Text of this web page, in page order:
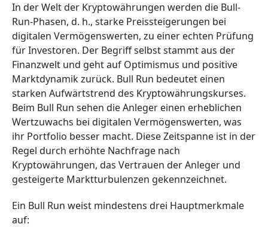
In der Welt der Kryptowährungen werden die Bull-
Run-Phasen, d. h., starke Preissteigerungen bei
digitalen Vermögenswerten, zu einer echten Prüfung
für Investoren. Der Begriff selbst stammt aus der
Finanzwelt und geht auf Optimismus und positive
Marktdynamik zurück. Bull Run bedeutet einen
starken Aufwärtstrend des Kryptowährungskurses.
Beim Bull Run sehen die Anleger einen erheblichen
Wertzuwachs bei digitalen Vermögenswerten, was
ihr Portfolio besser macht. Diese Zeitspanne ist in der
Regel durch erhöhte Nachfrage nach
Kryptowährungen, das Vertrauen der Anleger und
gesteigerte Marktturbulenzen gekennzeichnet.
Ein Bull Run weist mindestens drei Hauptmerkmale
auf: